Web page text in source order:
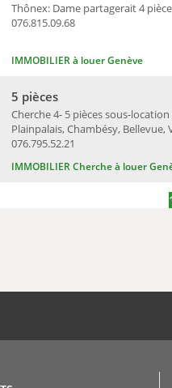
IMMOBILIER à louer Genève
Thônex: Dame partagerait 4
076.815.09.68
IMMOBILIER Cherche à louer
Cherche 4- 5 pièces sous-
Plainpalais, Chambésy, Bellevue,
076.795.52.21
5 pièces